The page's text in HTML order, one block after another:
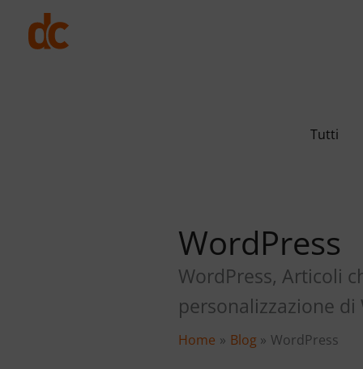
contenuto
Tutti
WordPress
WordPress, Articoli
personalizzazione di
Home Blog WordPress